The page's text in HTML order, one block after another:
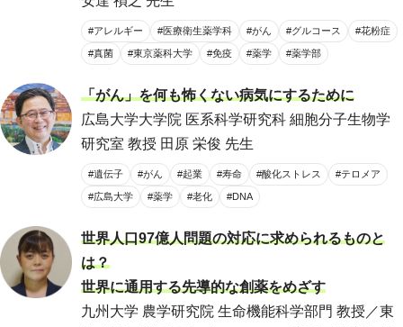
#アレルギー #医療衛生薬学科 #がん #グルコース #花粉症
#真菌 #東京薬科大学 #免疫 #薬学 #薬学部
「がん」を何も怖くない病気にするために
広島大学大学院 医系科学研究科 細胞分子生物学
研究室 教授 田原 栄俊 先生
#遺伝子 #がん #起業 #寿命 #酸化ストレス #テロメア
#広島大学 #薬学 #老化 #DNA
世界人口97億人問題の対応に求められるものと
は？
世界に通用する先導的な創薬をめざす
九州大学 農学研究院 生命機能科学部門 教授／東